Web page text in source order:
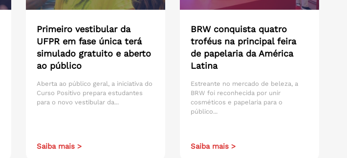
Primeiro vestibular da
UFPR em fase única terá
simulado gratuito e aberto
ao público
Aberta ao público geral, a iniciativa do
Curso Positivo prepara estudantes
para o novo vestibular da...
Saiba mais >
BRW conquista quatro
troféus na principal feira
de papelaria da América
Latina
Estreante no mercado de beleza, a
BRW foi reconhecida por unir
cosméticos e papelaria para o
público...
Saiba mais >